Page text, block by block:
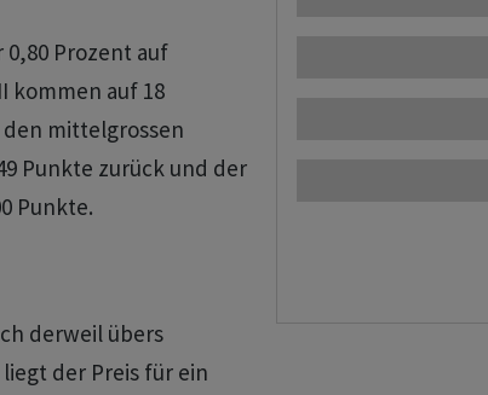
0,80 Prozent auf
kommen auf 18
den mittelgrossen
Punkte zurück und der
Punkte.
derweil übers
der Preis für ein